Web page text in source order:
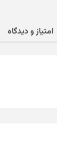
امتیاز و دیدگاه